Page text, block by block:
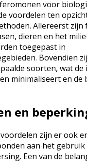
voor
voordelen ten
Allereerst
dieren en het
toegepast in
Bovendien
soorten, wat de
minimaliseert en de
en
zijn er ook
aan het
Een van de